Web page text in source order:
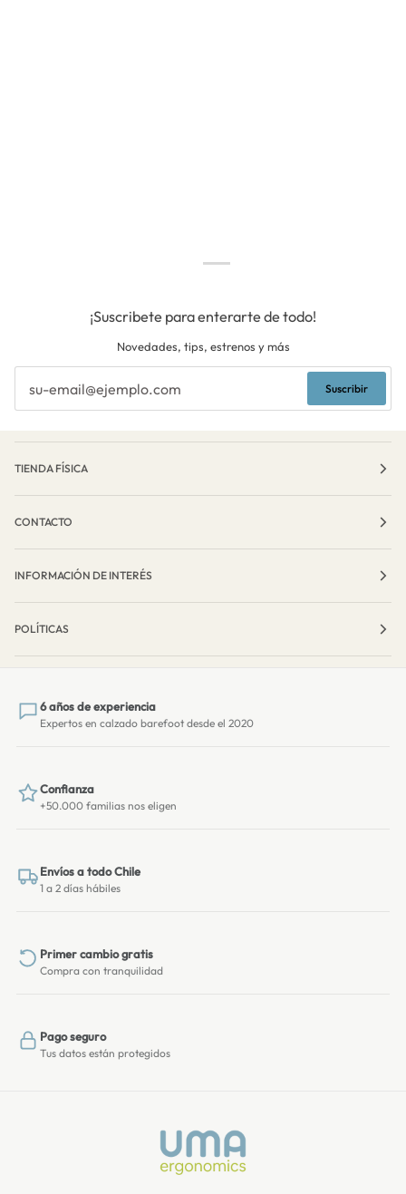
¡Suscribete para enterarte de todo!
Novedades, tips, estrenos y más
Suscribir
TIENDA FÍSICA
CONTACTO
INFORMACIÓN DE INTERÉS
POLÍTICAS
6 años de experiencia
Expertos en calzado barefoot desde el 2020
Confianza
+50.000 familias nos eligen
Envíos a todo Chile
1 a 2 días hábiles
Primer cambio gratis
Compra con tranquilidad
Pago seguro
Tus datos están protegidos